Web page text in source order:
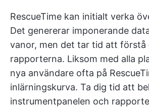
RescueTime kan initialt verka
Det genererar imponerande
vanor, men det tar tid att förstå
rapporterna. Liksom med alla
nya användare ofta på
inlärningskurva. Ta dig tid att
instrumentpanelen och